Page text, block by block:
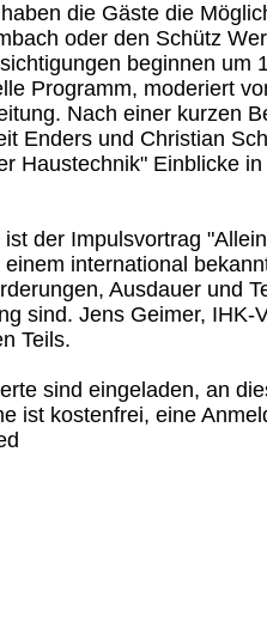
die Gäste die
oder den Schütz
beginnen um
Programm, moderiert
Nach einer kurzen
Enders und Christian
Haustechnik" Einblicke in
der Impulsvortrag
international
Ausdauer und
sind. Jens Geimer, IHK-
Teils.
sind eingeladen, an
ist kostenfrei, eine